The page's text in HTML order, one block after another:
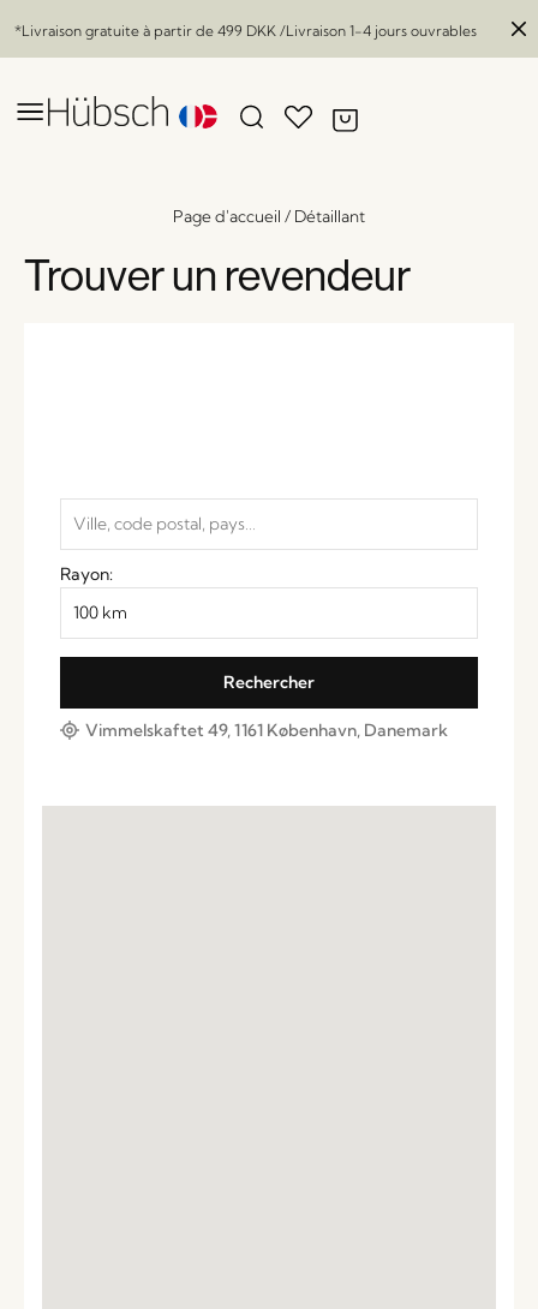
*Livraison gratuite à partir de 499 DKK /Livraison 1-4 jours ouvrables
Page d'accueil / Détaillant
Trouver un revendeur
Rayon:
Vimmelskaftet 49, 1161 København, Danemark